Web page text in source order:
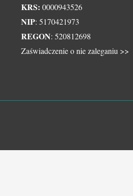
KRS: 0000943526
NIP: 5170421973
REGON: 520812698
Zaświadczenie o nie zaleganiu >>